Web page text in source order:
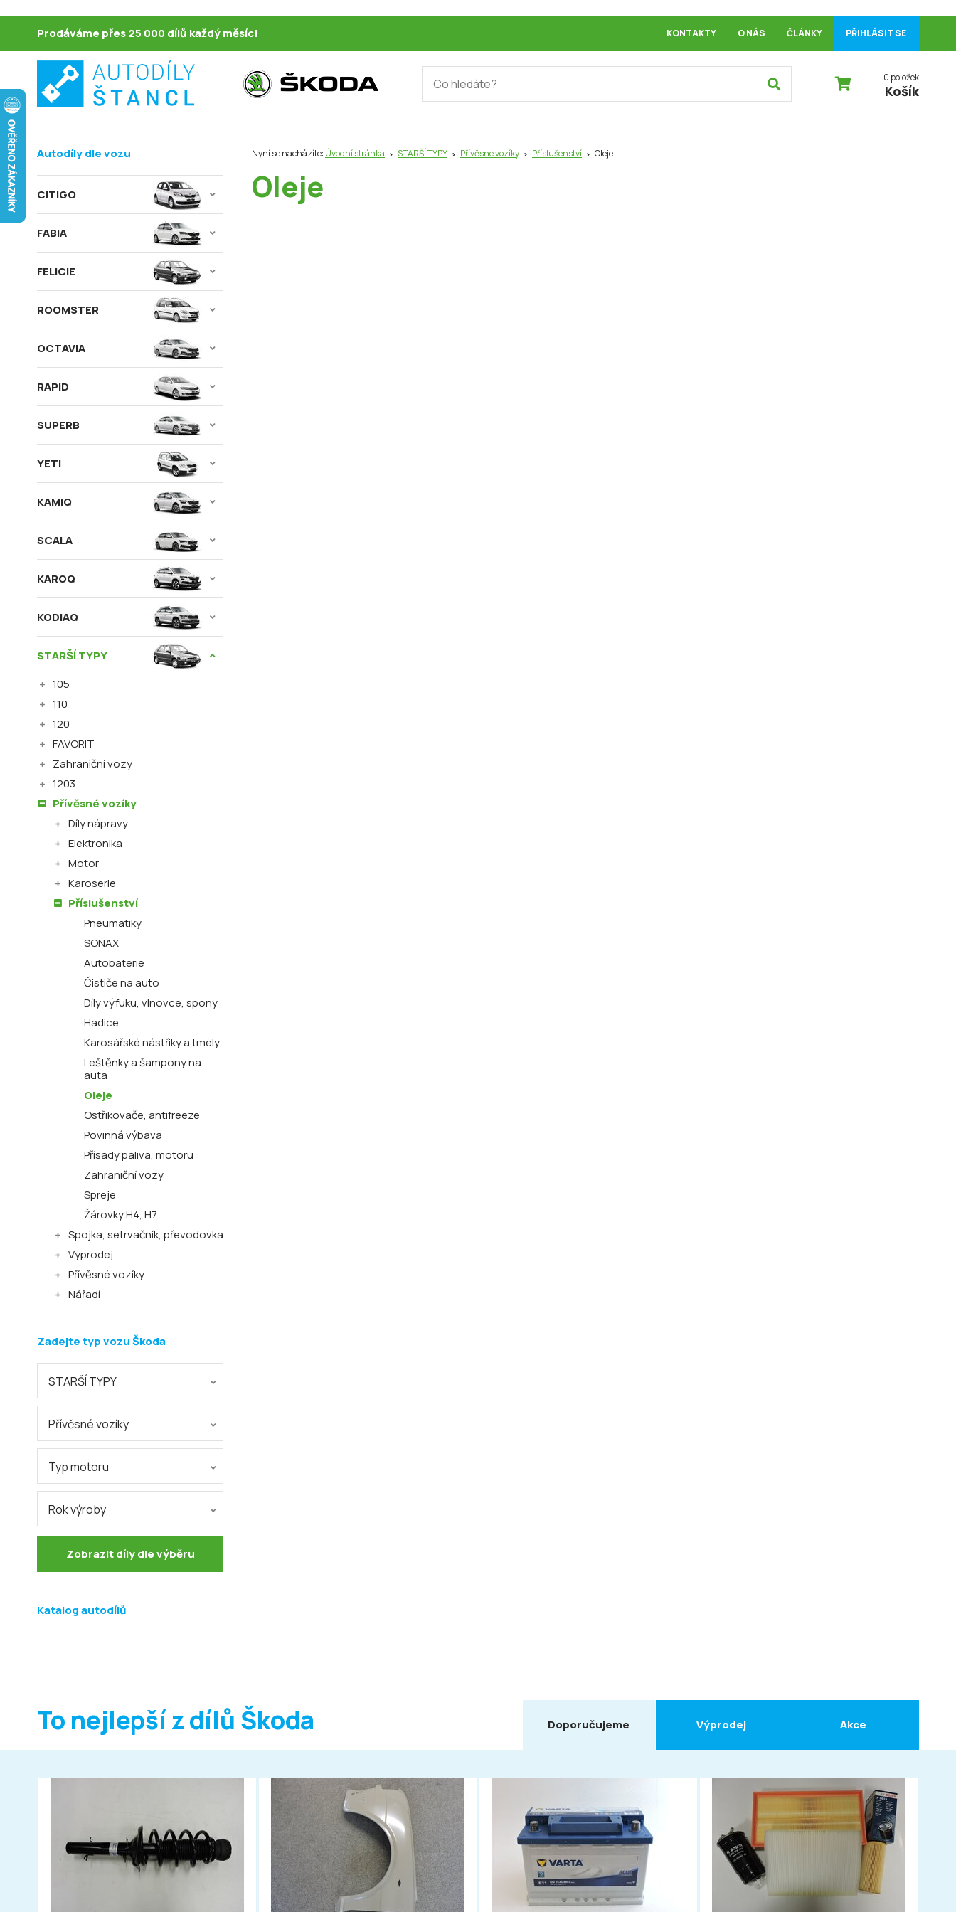
Prodáváme přes 25 000 dílů každý měsíc! KONTAKTY O NÁS ČLÁNKY PŘIHLÁSIT SE
0 položek
Košík
Nyní se nacházíte: Úvodní stránka STARŠÍ TYPY Přívěsné vozíky Příslušenství Oleje
Oleje
Autodíly dle vozu
CITIGO
FABIA
FELICIE
ROOMSTER
OCTAVIA
RAPID
SUPERB
YETI
KAMIQ
SCALA
KAROQ
KODIAQ
STARŠÍ TYPY
105
110
120
FAVORIT
Zahraniční vozy
1203
Přívěsné vozíky
Díly nápravy
Elektronika
Motor
Karoserie
Příslušenství
Pneumatiky
SONAX
Autobaterie
Čističe na auto
Díly výfuku, vlnovce, spony
Hadice
Karosářské nástřiky a tmely
Leštěnky a šampony na
auta
Oleje
Ostřikovače, antifreeze
Povinná výbava
Přísady paliva, motoru
Zahraniční vozy
Spreje
Žárovky H4, H7...
Spojka, setrvačník, převodovka
Výprodej
Přívěsné vozíky
Nářadí
Zadejte typ vozu Škoda
STARŠÍ TYPY
Přívěsné vozíky
Typ motoru
Rok výroby
Zobrazit díly dle výběru
Katalog autodílů
To nejlepší z dílů Škoda Doporučujeme Výprodej Akce